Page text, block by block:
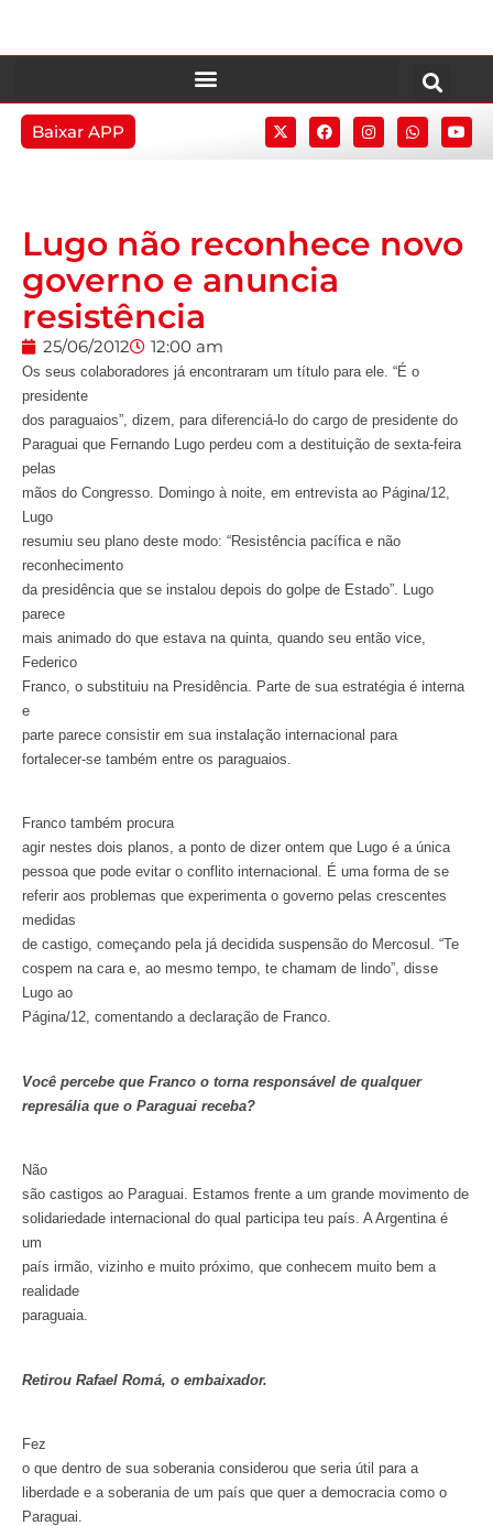
Baixar APP
Lugo não reconhece novo
governo e anuncia
resistência
25/06/2012 12:00 am
Os seus colaboradores já encontraram um título para ele. “É o
presidente
dos paraguaios”, dizem, para diferenciá-lo do cargo de presidente do
Paraguai que Fernando Lugo perdeu com a destituição de sexta-feira
pelas
mãos do Congresso. Domingo à noite, em entrevista ao Página/12,
Lugo
resumiu seu plano deste modo: “Resistência pacífica e não
reconhecimento
da presidência que se instalou depois do golpe de Estado”. Lugo
parece
mais animado do que estava na quinta, quando seu então vice,
Federico
Franco, o substituiu na Presidência. Parte de sua estratégia é interna
e
parte parece consistir em sua instalação internacional para
fortalecer-se também entre os paraguaios.
Franco também procura
agir nestes dois planos, a ponto de dizer ontem que Lugo é a única
pessoa que pode evitar o conflito internacional. É uma forma de se
referir aos problemas que experimenta o governo pelas crescentes
medidas
de castigo, começando pela já decidida suspensão do Mercosul. “Te
cospem na cara e, ao mesmo tempo, te chamam de lindo”, disse
Lugo ao
Página/12, comentando a declaração de Franco.
Você percebe que Franco o torna responsável de qualquer
represália que o Paraguai receba?
Não
são castigos ao Paraguai. Estamos frente a um grande movimento de
solidariedade internacional do qual participa teu país. A Argentina é
um
país irmão, vizinho e muito próximo, que conhecem muito bem a
realidade
paraguaia.
Retirou Rafael Romá, o embaixador.
Fez
o que dentro de sua soberania considerou que seria útil para a
liberdade e a soberania de um país que quer a democracia como o
Paraguai.